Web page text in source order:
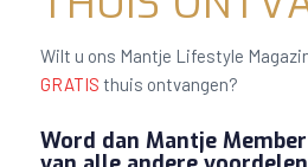
Wilt u ons Mantje Lifestyle
GRATIS thuis ontvangen?
Word dan Mantje